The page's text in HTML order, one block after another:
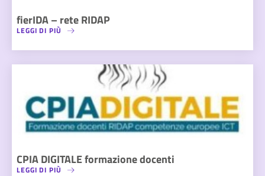
fierIDA – rete RIDAP
LEGGI DI PIÙ
CPIA DIGITALE formazione docenti
LEGGI DI PIÙ